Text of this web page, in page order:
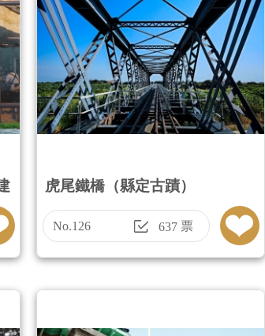
虎尾鐵橋（縣定古蹟）
No.126 637票